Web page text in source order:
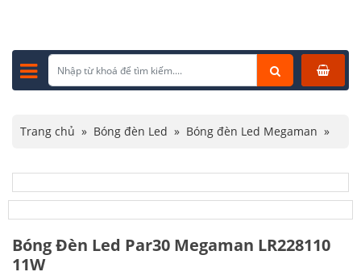
Trang chủ » Bóng đèn Led » Bóng đèn Led Megaman »
Bóng Đèn Led Par30 Megaman LR228110
11W